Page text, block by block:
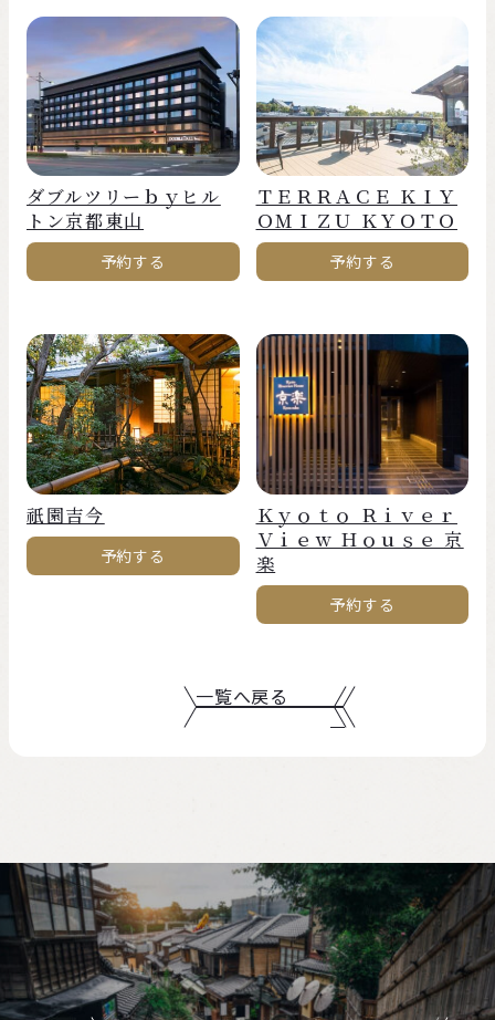
ダブルツリーｂｙヒル
トン京都東山
予約する
ＴＥＲＲＡＣＥ ＫＩＹ
ＯＭＩＺＵ ＫＹＯＴＯ
予約する
祇園吉今
予約する
Ｋｙｏｔｏ Ｒｉｖｅｒ
Ｖｉｅｗ Ｈｏｕｓｅ 京
楽
予約する
一覧へ戻る